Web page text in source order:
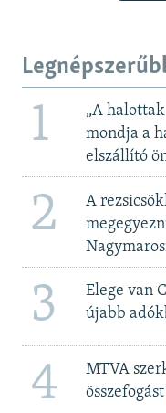
1
„A
mondja a
elszállító
2
A
3
Elege van
újabb
4
MTVA